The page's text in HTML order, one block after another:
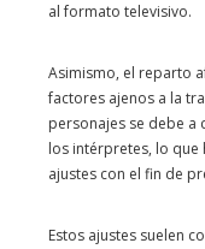
al formato televisivo.
Asimismo, el reparto
factores ajenos a la
personajes se debe a
los intérpretes, lo
ajustes con el fin de
Estos ajustes suelen